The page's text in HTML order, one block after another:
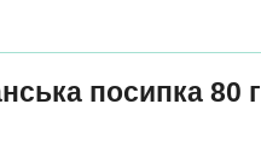
посипка 80 г